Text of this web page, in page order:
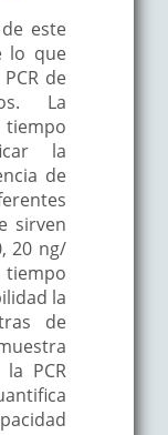
este
lo que
de
La
la
de
sirven
20 ng/
tiempo
la
de
PCR